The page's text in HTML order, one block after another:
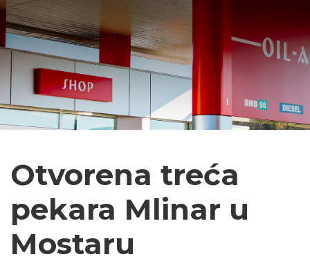
Otvorena treća
pekara Mlinar u
Mostaru